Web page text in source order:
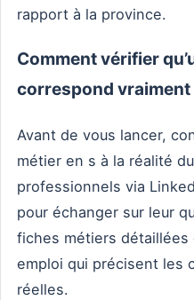
rapport à la province.
Comment vérifier
correspond vraiment
Avant de vous lancer,
métier en s à la réalité
professionnels via
pour échanger sur leur
fiches métiers détaillées
emploi qui précisent les
réelles.